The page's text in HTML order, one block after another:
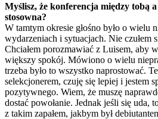
Myślisz, że konferencja między tobą
stosowna?
W tamtym okresie głośno było o wielu
wydarzeniach i sytuacjach. Nie czułem
Chciałem porozmawiać z Luisem, aby
większy spokój. Mówiono o wielu
trzeba było to wszystko naprostować.
selekcjonerem, czuję się lepiej i jestem
pozytywnego. Wiem, że muszę
dostać powołanie. Jednak jeśli się uda,
z takim zapałem, jakbym był